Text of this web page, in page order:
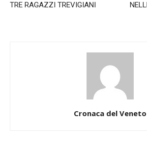
TRE RAGAZZI TREVIGIANI
Cronaca del Veneto